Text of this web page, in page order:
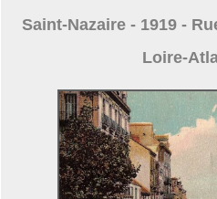
Saint-Nazaire - 1919 -
Loire-